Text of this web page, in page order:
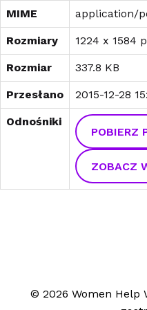
MIME application/
Rozmiary 1224 x 1584
Rozmiar 337.8 KB
Przesłano 2015-12-28
Odnośniki
POBIERZ
ZOBACZ
© 2026 Women Help